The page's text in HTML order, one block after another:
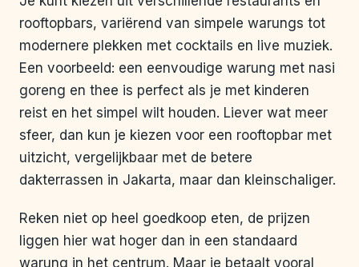
rooftopbars, variërend van simpele warungs tot
modernere plekken met cocktails en live muziek.
Een voorbeeld: een eenvoudige warung met nasi
goreng en thee is perfect als je met kinderen
reist en het simpel wilt houden. Liever wat meer
sfeer, dan kun je kiezen voor een rooftopbar met
uitzicht, vergelijkbaar met de betere
dakterrassen in Jakarta, maar dan kleinschaliger.
Reken niet op heel goedkoop eten, de prijzen
liggen hier wat hoger dan in een standaard
warung in het centrum. Maar je betaalt vooral